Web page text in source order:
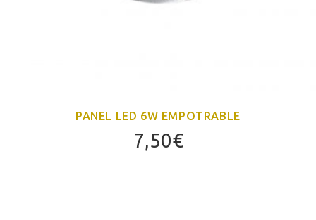
PANEL LED 6W EMPOTRABLE
7,50€